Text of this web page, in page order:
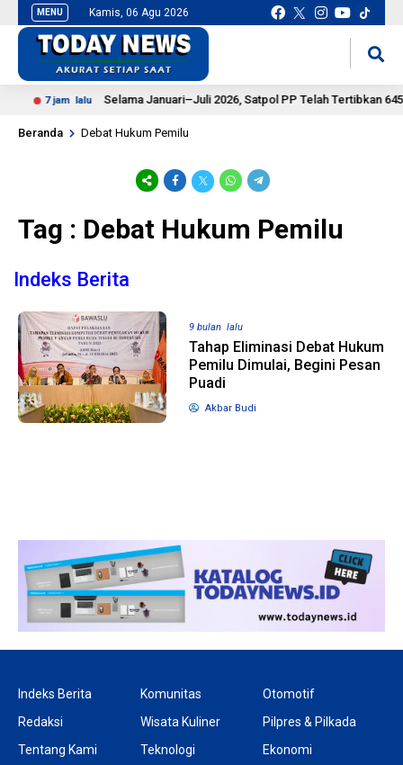
MENU Kamis, 06 Agu 2026
7 jam lalu Selama Januari–Juli 2026, Satpol PP Telah Tertibkan 645
Beranda Debat Hukum Pemilu
Tag : Debat Hukum Pemilu
Indeks Berita
9 bulan lalu
Tahap Eliminasi Debat Hukum
Pemilu Dimulai, Begini Pesan
Puadi
Akbar Budi
Indeks Berita
Redaksi
Tentang Kami
Komunitas
Wisata Kuliner
Teknologi
Otomotif
Pilpres & Pilkada
Ekonomi